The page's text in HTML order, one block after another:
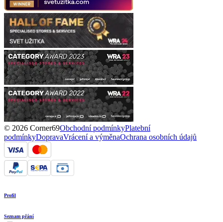
© 2026 Corner69Obchodní podmínkyPlatební
podmínkyDopravaVrácení a výměnaOchrana osobních údajů
Profil
Seznam přání